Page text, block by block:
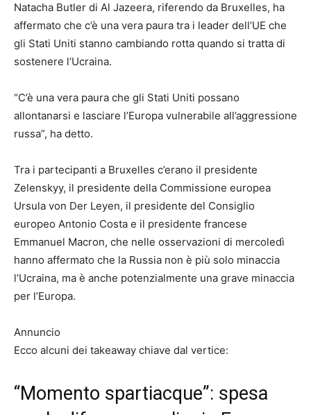
Natacha Butler di Al Jazeera, riferendo da Bruxelles, ha
affermato che c’è una vera paura tra i leader dell’UE che
gli Stati Uniti stanno cambiando rotta quando si tratta di
sostenere l’Ucraina.
“C’è una vera paura che gli Stati Uniti possano
allontanarsi e lasciare l’Europa vulnerabile all’aggressione
russa”, ha detto.
Tra i partecipanti a Bruxelles c’erano il presidente
Zelenskyy, il presidente della Commissione europea
Ursula von Der Leyen, il presidente del Consiglio
europeo Antonio Costa e il presidente francese
Emmanuel Macron, che nelle osservazioni di mercoledì
hanno affermato che la Russia non è più solo minaccia
l’Ucraina, ma è anche potenzialmente una grave minaccia
per l’Europa.
Annuncio
Ecco alcuni dei takeaway chiave dal vertice:
“Momento spartiacque”: spesa